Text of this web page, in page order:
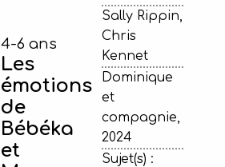
Sally Rippin,
Chris
Kennet
Dominique
et
compagnie,
2024
Sujet(s) :
4-6 ans
Les
émotions
de
Bébéka
et